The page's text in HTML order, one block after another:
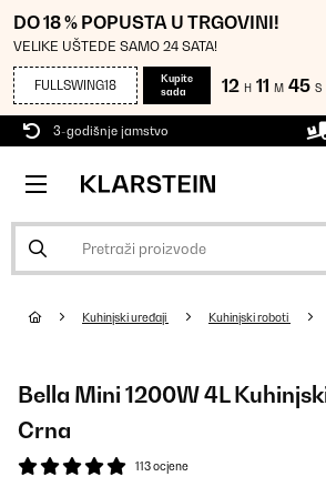
DO 18 % POPUSTA U TRGOVINI!
VELIKE UŠTEDE SAMO 24 SATA!
FULLSWING18
Kupite
sada
12 H 11 M 44 S
3-godišnje jamstvo
Kuhinjski uređaji Kuhinjski roboti
Bella Mini 1200W 4L
Crna
113 ocjene